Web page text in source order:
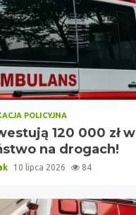
POLICYJNA
120 000 zł w
na drogach!
10 lipca 2026 84